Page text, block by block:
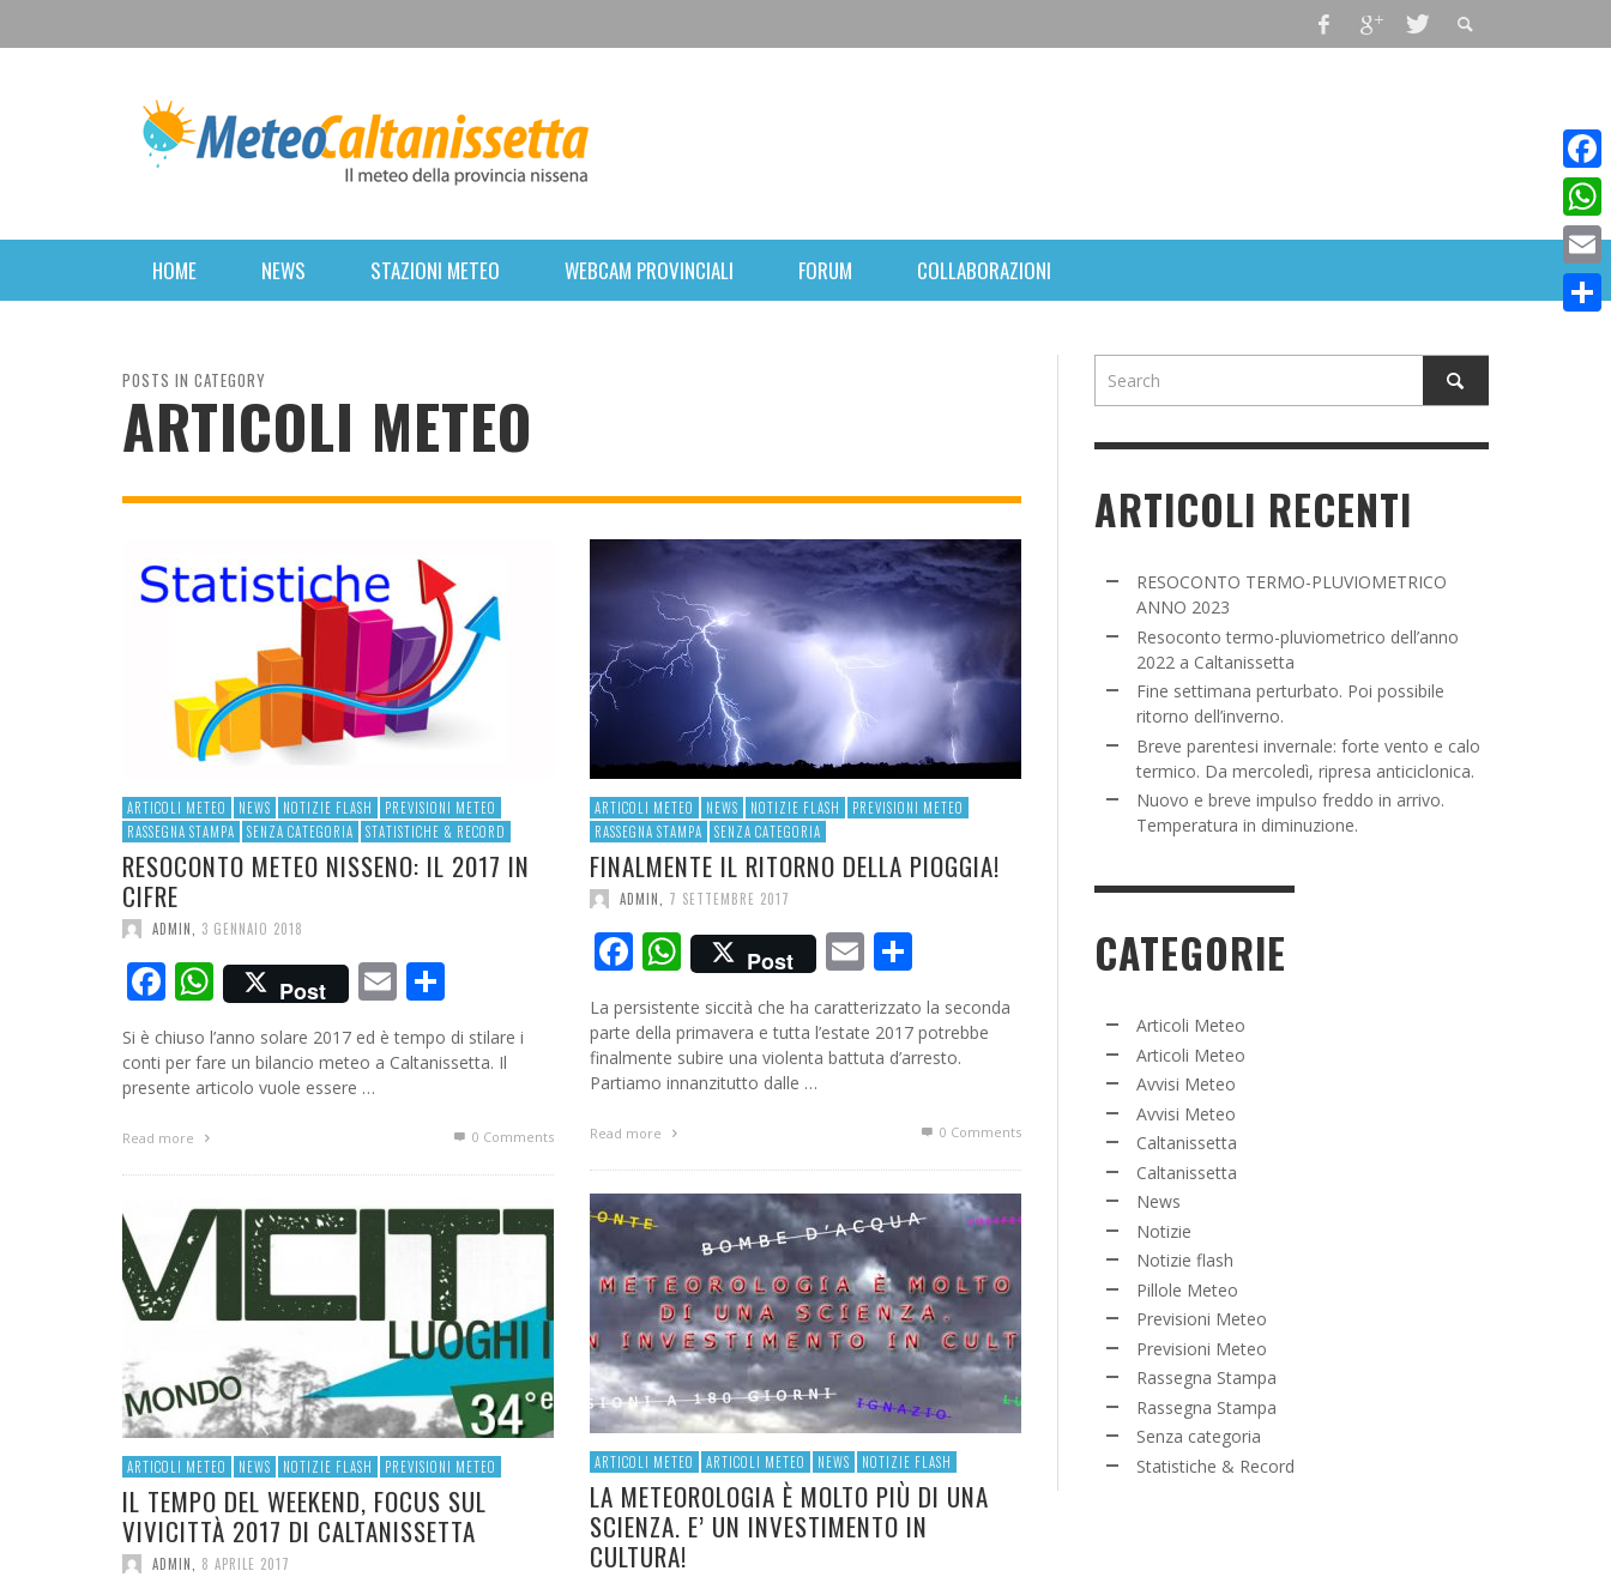
HOME NEWS
RESOCONTO TERMO-PLUVIOMETRICO ANNO
2023
4 GENNAIO 2024
RESOCONTO TERMO-PLUVIOMETRICO
DELL’ANNO 2022 A CALTANISSETTA
ADMIN, 2 GENNAIO 2023
FINE SETTIMANA PERTURBATO. POI POSSIBILE
RITORNO DELL’INVERNO.
ADMIN 16 MARZO 2022
STAZIONI METEO WEBCAM PROVINCIALI FORUM COLLABORAZIONI
POSTS IN CATEGORY
ARTICOLI METEO
ARTICOLI METEO NEWS NOTIZIE FLASH
PREVISIONI METEO
RASSEGNA STAMPA
SENZA CATEGORIA STATISTICHE & RECORD
RESOCONTO METEO NISSENO: IL 2017 IN
CIFRE
ADMIN 3 GENNAIO 2018
Facebook
WhatsApp
Post EmailCondividi
Si è chiuso l’anno solare 2017 ed è tempo di stilare i
conti per fare un bilancio meteo a Caltanissetta. Il
presente articolo vuole essere …
Read more 0 Comments
ARTICOLI METEO NEWS NOTIZIE FLASH
PREVISIONI METEO
RASSEGNA STAMPA
SENZA CATEGORIA
FINALMENTE IL RITORNO DELLA PIOGGIA!
ADMIN 7 SETTEMBRE 2017
Facebook
WhatsApp
Post Email
La persistente siccità che ha caratterizzato la seconda
parte della primavera e tutta l’estate 2017 potrebbe
finalmente subire una violenta battuta d’arresto.
Partiamo innanzitutto dalle …
Read more 0 Comments
ARTICOLI METEO ARTICOLI METEO NEWS NOTIZIE FLASH
LA METEOROLOGIA È MOLTO PIÙ DI UNA
SCIENZA. E’ UN INVESTIMENTO IN
CULTURA!
ARTICOLI METEO NEWS NOTIZIE FLASH PREVISIONI METEO
IL TEMPO DEL WEEKEND, FOCUS SUL
VIVICITTÀ 2017 DI CALTANISSETTA
ADMIN 8 APRILE 2017
ARTICOLI RECENTI
RESOCONTO TERMO-PLUVIOMETRICO
ANNO 2023
Resoconto termo-pluviometrico dell’anno
2022 a Caltanissetta
Fine settimana perturbato. Poi possibile
ritorno dell’inverno.
Breve parentesi invernale: forte vento e calo
termico. Da mercoledì, ripresa anticiclonica.
Nuovo e breve impulso freddo in arrivo.
Temperatura in diminuzione.
CATEGORIE
Articoli Meteo
Articoli Meteo
Avvisi Meteo
Avvisi Meteo
Caltanissetta
Caltanissetta
News
Notizie
Notizie flash
Pillole Meteo
Previsioni Meteo
Previsioni Meteo
Rassegna Stampa
Rassegna Stampa
Senza categoria
Statistiche & Record
Email